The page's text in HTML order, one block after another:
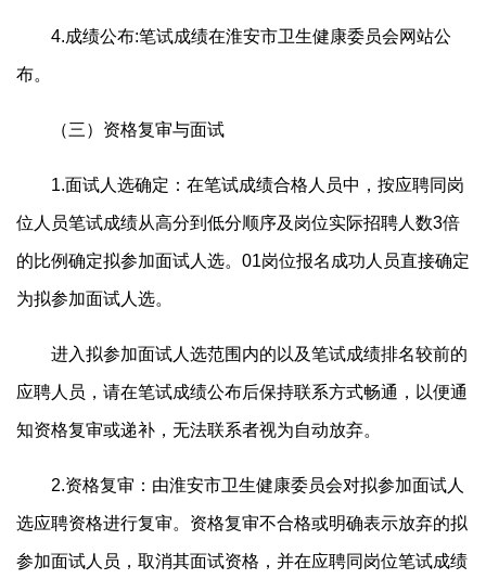
4.成绩公布:笔试成绩在淮安市卫生健康委员会网站公
布。
（三）资格复审与面试
1.面试人选确定：在笔试成绩合格人员中，按应聘同岗
位人员笔试成绩从高分到低分顺序及岗位实际招聘人数3倍
的比例确定拟参加面试人选。01岗位报名成功人员直接确定
为拟参加面试人选。
进入拟参加面试人选范围内的以及笔试成绩排名较前的
应聘人员，请在笔试成绩公布后保持联系方式畅通，以便通
知资格复审或递补，无法联系者视为自动放弃。
2.资格复审：由淮安市卫生健康委员会对拟参加面试人
选应聘资格进行复审。资格复审不合格或明确表示放弃的拟
参加面试人员，取消其面试资格，并在应聘同岗位笔试成绩